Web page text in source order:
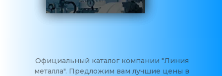
Официальный каталог компании "Линия
металла". Предложим вам лучшие цены в